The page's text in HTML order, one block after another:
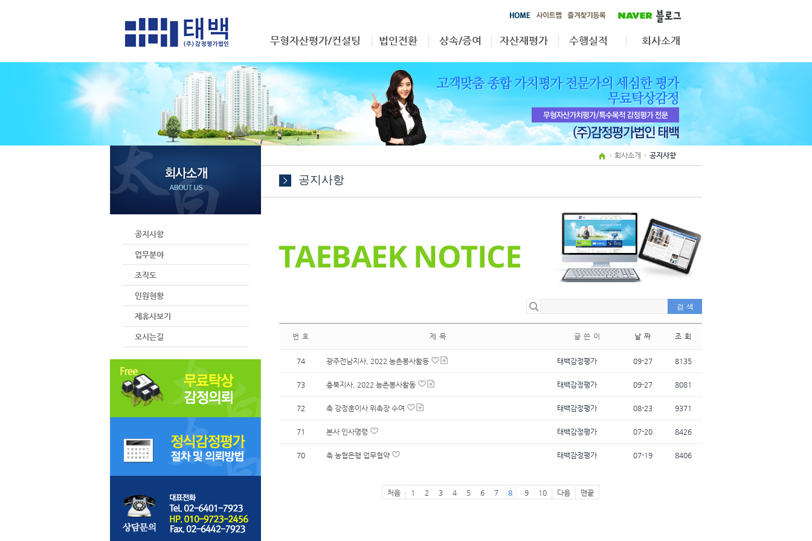
무형자산평가/컨설팅
영업권
특허권
상표권
기타
법인전환
부동산
무형자산
상속/증여
상속/증여
자산재평가
자산재평가
수행실적
무형자산·법인전환
자산재평가
상속·증여
보상평가
회사소개
공지사항
업무분야
조직도
인원현황
제휴사보기
오시는길
공지사항
업무분야
조직도
인원현황
제휴사보기
오시는길
회사소개 공지사항
공지사항
번 호 제 목 글 쓴 이 날 짜 조 회
74 광주전남지사, 2022 농촌봉사활동 태백감정평가 09-27 8135
73 충북지사, 2022 농촌봉사활동 태백감정평가 09-27 8081
72 축 강정훈이사 위촉장 수여 태백감정평가 08-23 9371
71 본사 인사명령 태백감정평가 07-20 8426
70 축 농협은행 업무협약 태백감정평가 07-19 8406
처음 1 2 3 4 5 6 7 8 9 10 다음 맨끝